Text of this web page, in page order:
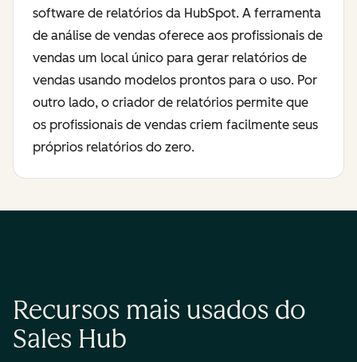
software de relatórios da HubSpot. A ferramenta
de análise de vendas oferece aos profissionais de
vendas um local único para gerar relatórios de
vendas usando modelos prontos para o uso. Por
outro lado, o criador de relatórios permite que
os profissionais de vendas criem facilmente seus
próprios relatórios do zero.
Recursos mais usados do
Sales Hub